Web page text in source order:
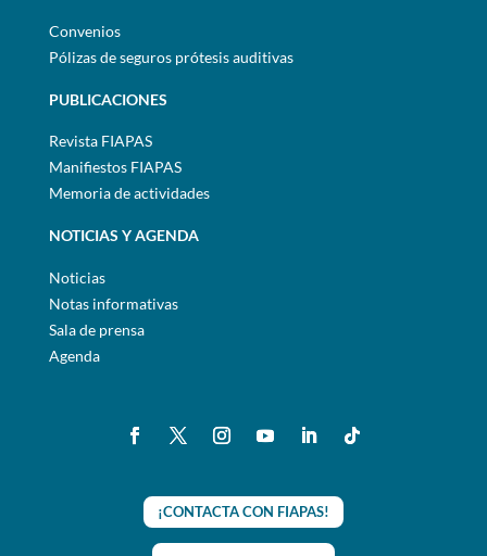
Convenios
Pólizas de seguros prótesis auditivas
PUBLICACIONES
Revista FIAPAS
Manifiestos FIAPAS
Memoria de actividades
NOTICIAS Y AGENDA
Noticias
Notas informativas
Sala de prensa
Agenda
¡CONTACTA CON FIAPAS!